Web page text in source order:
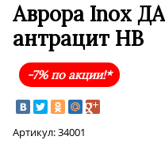
Аврора Inox
антрацит НВ
-7% по акции!*
Артикул:34001